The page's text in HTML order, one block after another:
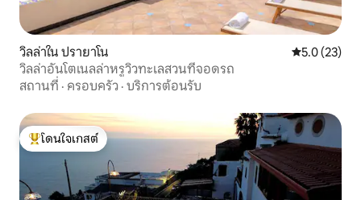
วิลล่าใน ปรายาโน คะแนนเฉลี่ย
5.0 (23)
วิลล่าอันโตเนลล่าหรูวิวทะเลสวนที่จอดรถ
สถานที่ · ครอบครัว · บริการต้อนรับ
โดนใจเกสต์ที่สุด
โดนใจเกสต์